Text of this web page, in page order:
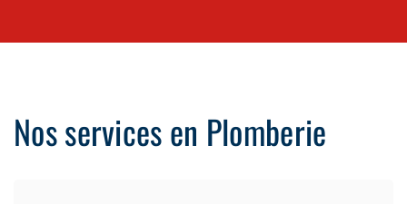
Nos services en Plomberie